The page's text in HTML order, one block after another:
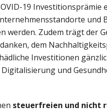
19
und
werden. Zudem trägt der
dem
Investitionen
und
steuerfreien und nicht